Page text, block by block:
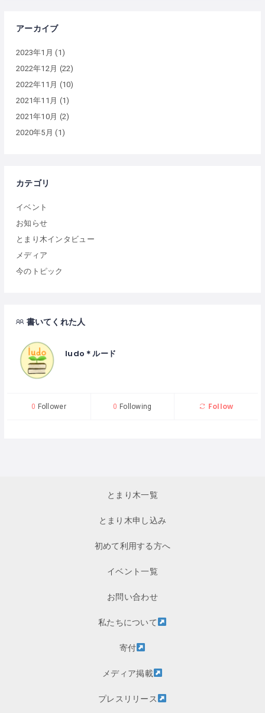
アーカイブ
2023年1月 (1)
2022年12月 (22)
2022年11月 (10)
2021年11月 (1)
2021年10月 (2)
2020年5月 (1)
カテゴリ
イベント
お知らせ
とまり木インタビュー
メディア
今のトピック
書いてくれた人
ludo＊ルード
0 Follower 0 Following Follow
とまり木一覧
とまり木申し込み
初めて利用する方へ
イベント一覧
お問い合わせ
私たちについて
寄付
メディア掲載
プレスリリース